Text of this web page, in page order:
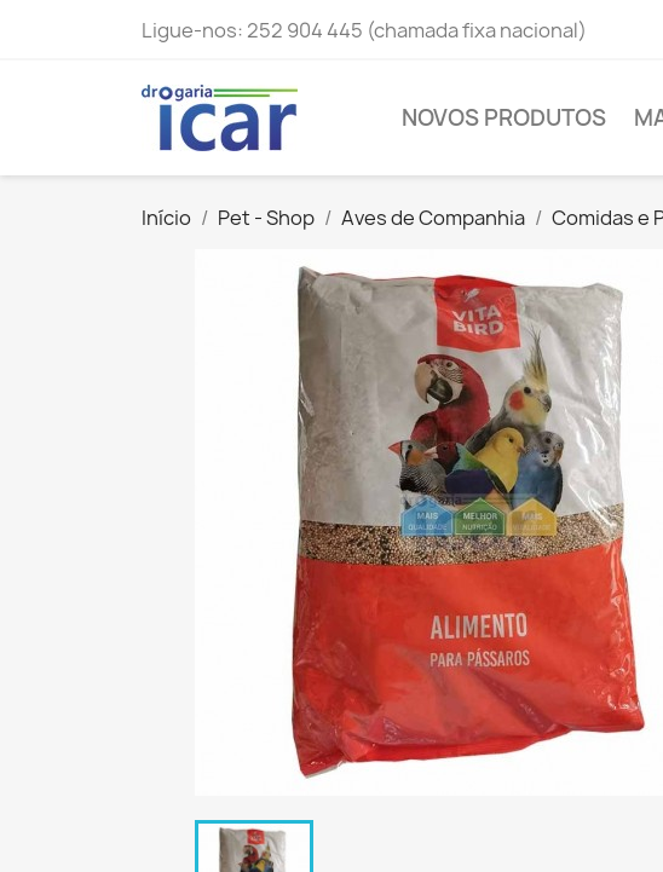
Ligue-nos: 252 904 445 (chamada fixa nacional)
NOVOS PRODUTOS
Início Pet - Shop Aves de Companhia Comidas e